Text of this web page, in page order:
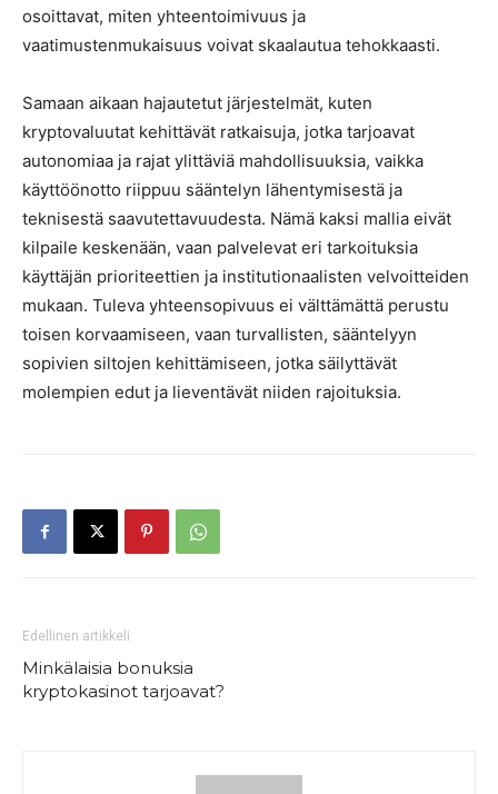
osoittavat, miten yhteentoimivuus ja
vaatimustenmukaisuus voivat skaalautua tehokkaasti.
Samaan aikaan hajautetut järjestelmät, kuten
kryptovaluutat kehittävät ratkaisuja, jotka tarjoavat
autonomiaa ja rajat ylittäviä mahdollisuuksia, vaikka
käyttöönotto riippuu sääntelyn lähentymisestä ja
teknisestä saavutettavuudesta. Nämä kaksi mallia eivät
kilpaile keskenään, vaan palvelevat eri tarkoituksia
käyttäjän prioriteettien ja institutionaalisten velvoitteiden
mukaan. Tuleva yhteensopivuus ei välttämättä perustu
toisen korvaamiseen, vaan turvallisten, sääntelyyn
sopivien siltojen kehittämiseen, jotka säilyttävät
molempien edut ja lieventävät niiden rajoituksia.
Edellinen artikkeli
Minkälaisia bonuksia
kryptokasinot tarjoavat?